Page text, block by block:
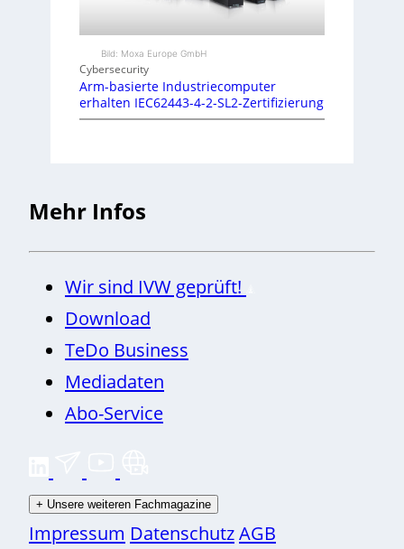
Bild: Moxa Europe GmbH
Cybersecurity
Arm-basierte Industriecomputer
erhalten IEC62443-4-2-SL2-Zertifizierung
Mehr Infos
Wir sind IVW geprüft!
Download
TeDo Business
Mediadaten
Abo-Service
+ Unsere weiteren Fachmagazine
Impressum DatenschutzAGB